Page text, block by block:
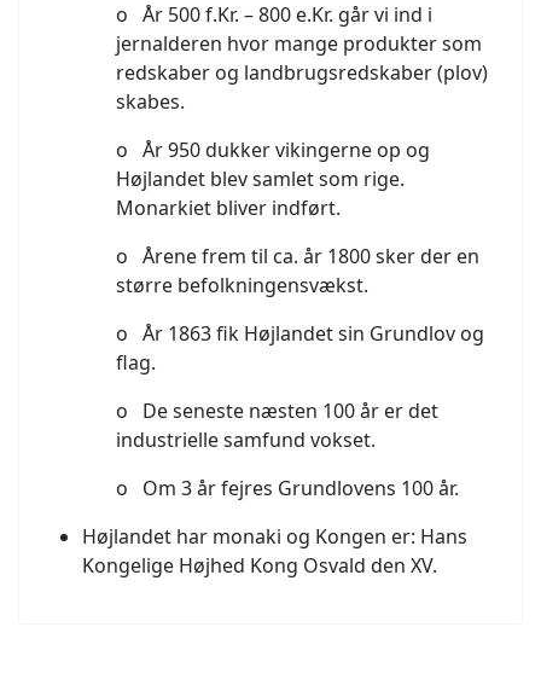
o År 500 f.Kr. – 800 e.Kr. går vi ind i
jernalderen hvor mange produkter som
redskaber og landbrugsredskaber (plov)
skabes.
o År 950 dukker vikingerne op og
Højlandet blev samlet som rige.
Monarkiet bliver indført.
o Årene frem til ca. år 1800 sker der en
større befolkningensvækst.
o År 1863 fik Højlandet sin Grundlov og
flag.
o De seneste næsten 100 år er det
industrielle samfund vokset.
o Om 3 år fejres Grundlovens 100 år.
Højlandet har monaki og Kongen er: Hans
Kongelige Højhed Kong Osvald den XV.